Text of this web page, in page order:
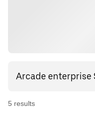
5 results